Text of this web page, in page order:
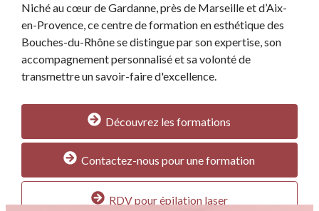
Niché au cœur de Gardanne, près de Marseille et d’Aix-
en-Provence, ce centre de formation en esthétique des
Bouches-du-Rhône se distingue par son expertise, son
accompagnement personnalisé et sa volonté de
transmettre un savoir-faire d'excellence.
Découvrez les formations
Contactez-nous pour une formation
RDV pour épilation laser